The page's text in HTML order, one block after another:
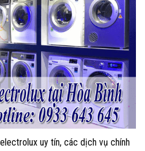
uy tín, các dịch vụ chính